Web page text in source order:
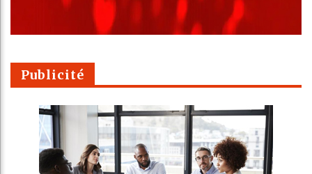
Publicité